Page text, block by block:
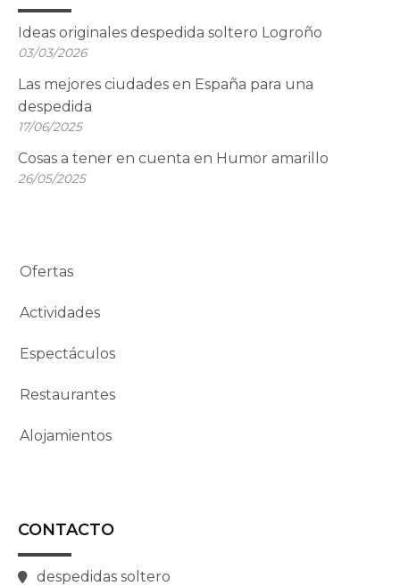
Ideas originales despedida soltero Logroño
03/03/2026
Las mejores ciudades en España para una
despedida
17/06/2025
Cosas a tener en cuenta en Humor amarillo
26/05/2025
Ofertas
Actividades
Espectáculos
Restaurantes
Alojamientos
CONTACTO
despedidas soltero